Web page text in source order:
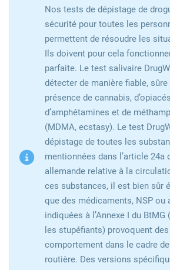
Nos tests de dépistage de
sécurité pour toutes les
permettent de résoudre les
Ils doivent pour cela
parfaite. Le test salivaire
détecter de manière fiable,
présence de cannabis,
d’amphétamines et de
(MDMA, ecstasy). Le test
dépistage de toutes les
mentionnées dans l’article 24a
allemande relative à la
ces substances, il est bien sûr
que des médicaments, NSP ou
indiquées à l’Annexe I du
les stupéfiants) provoquent
comportement dans le cadre
routière. Des versions